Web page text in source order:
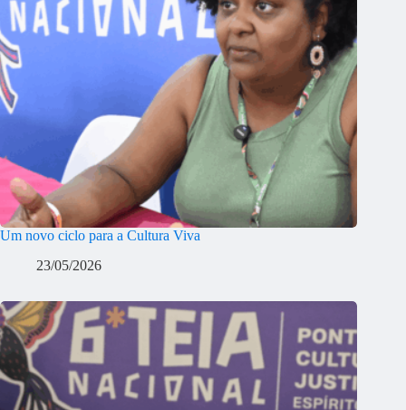
Um novo ciclo para a Cultura Viva
23/05/2026